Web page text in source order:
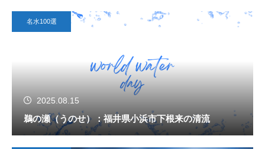
名水100選
2025.08.15
鵜の瀬（うのせ）：福井県小浜市下根来の清流